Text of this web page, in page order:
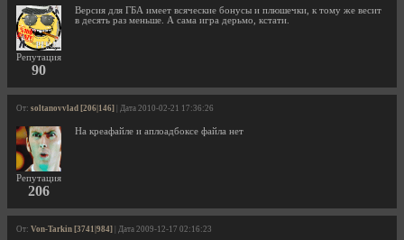
Репутация
90
Версия для ГБА имеет всяческие бонусы и плюшечки, к тому же весит
в десять раз меньше. А сама игра дерьмо, кстати.
От: soltanovvlad [206|146] | Дата 2010-02-21 17:36:26
Репутация
206
На креафайле и аплоадбоксе файла нет
От: Von-Tarkin [3741|984] | Дата 2009-12-17 02:16:23